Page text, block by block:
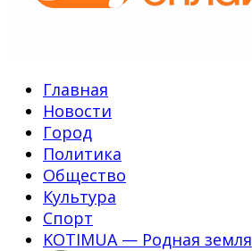
Главная
Новости
Город
Политика
Общество
Культура
Спорт
KOTIMUA — Родная земля